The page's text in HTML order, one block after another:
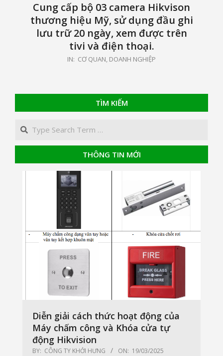
Cung cấp bộ 03 camera Hikvison
thương hiệu Mỹ, sử dụng đầu ghi
lưu trữ 20 ngày, xem được trên
tivi và điện thoại.
IN: CƠ QUAN, DOANH NGHIỆP
TÌM KIẾM
Search
THÔNG TIN MỚI
Diễn giải cách thức hoạt động của
Máy chấm công và Khóa cửa tự
động Hikvision
BY: CÔNG TY KHỞI HƯNG ON: 19/03/2025